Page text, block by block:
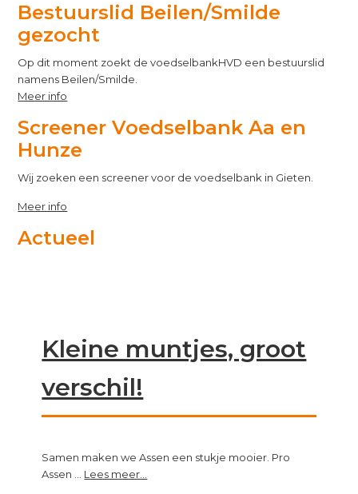
Bestuurslid Beilen/Smilde
gezocht
Op dit moment zoekt de voedselbankHVD een bestuurslid
namens Beilen/Smilde.
Meer info
Screener Voedselbank Aa en
Hunze
Wij zoeken een screener voor de voedselbank in Gieten.
Meer info
Actueel
Kleine muntjes, groot
verschil!
Samen maken we Assen een stukje mooier. Pro
Assen … Lees meer...